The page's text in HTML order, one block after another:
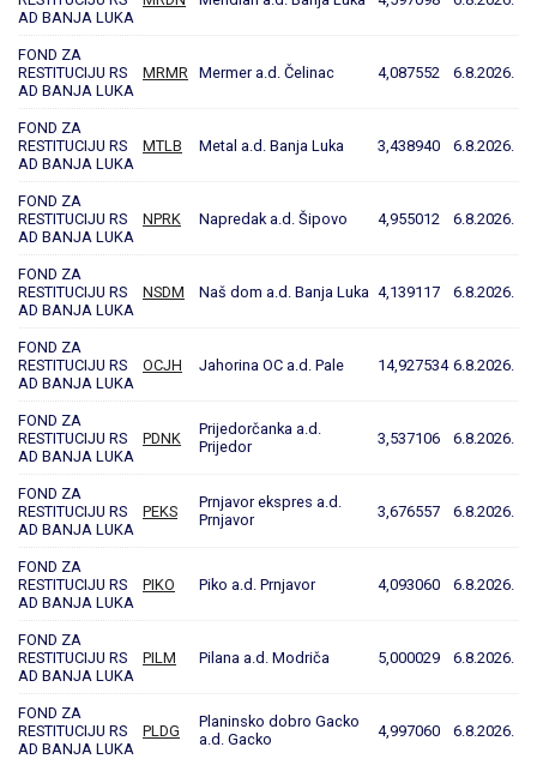
AD BANJA LUKA
FOND ZA
RESTITUCIJU RS
AD BANJA LUKA
MRMR Mermer a.d. Čelinac 4,087552 6.8.2026.
FOND ZA
RESTITUCIJU RS
AD BANJA LUKA
MTLB Metal a.d. Banja Luka 3,438940 6.8.2026.
FOND ZA
RESTITUCIJU RS
AD BANJA LUKA
NPRK Napredak a.d. Šipovo 4,955012 6.8.2026.
FOND ZA
RESTITUCIJU RS
AD BANJA LUKA
NSDM Naš dom a.d. Banja Luka 4,139117 6.8.2026.
FOND ZA
RESTITUCIJU RS
AD BANJA LUKA
OCJH Jahorina OC a.d. Pale 14,927534 6.8.2026.
FOND ZA
RESTITUCIJU RS
AD BANJA LUKA
PDNK
Prijedorčanka a.d.
Prijedor
3,537106 6.8.2026.
FOND ZA
RESTITUCIJU RS
AD BANJA LUKA
PEKS
Prnjavor ekspres a.d.
Prnjavor
3,676557 6.8.2026.
FOND ZA
RESTITUCIJU RS
AD BANJA LUKA
PIKO Piko a.d. Prnjavor 4,093060 6.8.2026.
FOND ZA
RESTITUCIJU RS
AD BANJA LUKA
PILM Pilana a.d. Modriča 5,000029 6.8.2026.
FOND ZA
RESTITUCIJU RS
AD BANJA LUKA
PLDG
Planinsko dobro Gacko
a.d. Gacko
4,997060 6.8.2026.